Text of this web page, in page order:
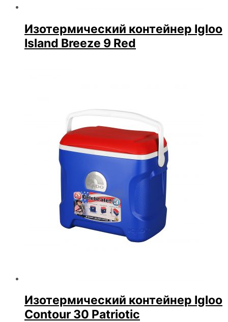
Изотермический контейнер Igloo
Island Breeze 9 Red
Изотермический контейнер Igloo
Contour 30 Patriotic